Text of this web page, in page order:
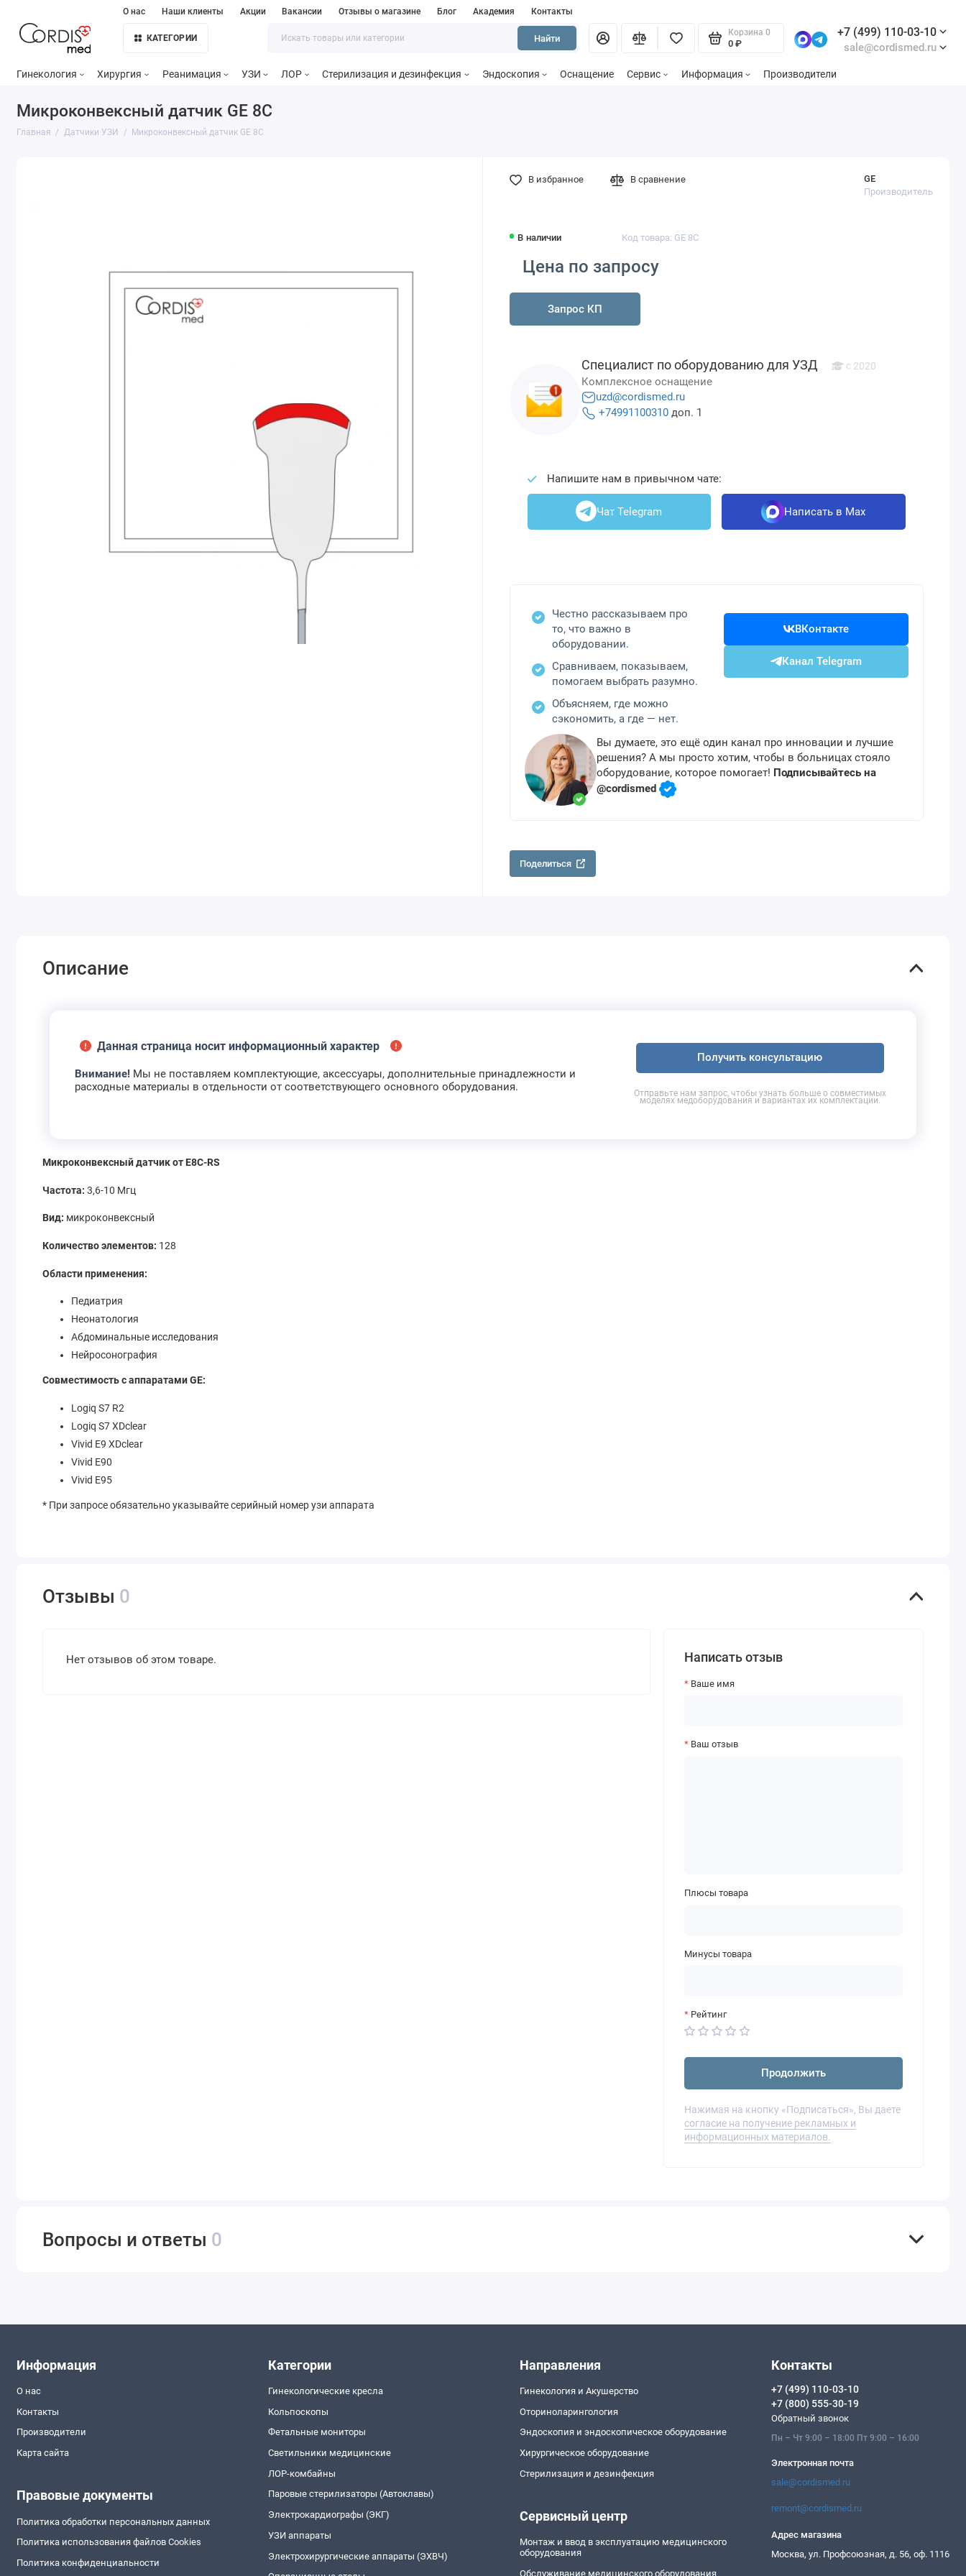
О нас Наши клиенты Акции Вакансии Отзывы о магазине Блог Академия Контакты
КАТЕГОРИИ Найти
Корзина 0
0 ₽
+7 (499) 110-03-10
sale@cordismed.ru
Гинекология Хирургия Реанимация УЗИ ЛОР Стерилизация и дезинфекция Эндоскопия Оснащение Сервис Информация Производители
Микроконвексный датчик GE 8C
Главная Датчики УЗИ Микроконвексный датчик GE 8C
В наличии Код товара: GE 8C
GE
Производитель
Цена по запросу
Запрос КП
В избранное В сравнение
Специалист по оборудованию для УЗД с 2020
Комплексное оснащение
uzd@cordismed.ru
+74991100310 доп. 1
Напишите нам в привычном чате:
Чат Telegram Написать в Max
Честно рассказываем про
то, что важно в
оборудовании.
Сравниваем, показываем,
помогаем выбрать разумно.
Объясняем, где можно
сэкономить, а где — нет.
ВКонтакте
Канал Telegram
Вы думаете, это ещё один канал про инновации и лучшие
решения? А мы просто хотим, чтобы в больницах стояло
оборудование, которое помогает! Подписывайтесь на
@cordismed
Поделиться
Описание
Данная страница носит информационный характер
Внимание! Мы не поставляем комплектующие, аксессуары, дополнительные принадлежности и
расходные материалы в отдельности от соответствующего основного оборудования.
Получить консультацию
Отправьте нам запрос, чтобы узнать больше о совместимых
моделях медоборудования и вариантах их комплектации.
Микроконвексный датчик от E8C-RS
Частота: 3,6-10 Мгц
Вид: микроконвексный
Количество элементов: 128
Области применения:
Педиатрия
Неонатология
Абдоминальные исследования
Нейросонография
Совместимость с аппаратами GE:
Logiq S7 R2
Logiq S7 XDclear
Vivid E9 XDclear
Vivid E90
Vivid E95
* При запросе обязательно указывайте серийный номер узи аппарата
Отзывы 0
Нет отзывов об этом товаре. Написать отзыв
Ваше имя
Ваш отзыв
Плюсы товара
Минусы товара
Рейтинг
Продолжить
Нажимая на кнопку «Подписаться», Вы даете
согласие на получение рекламных и
информационных материалов.
Вопросы и ответы 0
Информация
О нас
Контакты
Производители
Карта сайта
Правовые документы
Политика обработки персональных данных
Политика использования файлов Cookies
Политика конфиденциальности
Категории
Гинекологические кресла
Кольпоскопы
Фетальные мониторы
Светильники медицинские
ЛОР-комбайны
Паровые стерилизаторы (Автоклавы)
Электрокардиографы (ЭКГ)
УЗИ аппараты
Электрохирургические аппараты (ЭХВЧ)
Направления
Гинекология и Акушерство
Оториноларингология
Эндоскопия и эндоскопическое оборудование
Хирургическое оборудование
Стерилизация и дезинфекция
Сервисный центр
Монтаж и ввод в эксплуатацию медицинского
оборудования
Обслуживание медицинского оборудования
Контакты
+7 (499) 110-03-10
+7 (800) 555-30-19
Обратный звонок
Пн – Чт 9:00 – 18:00 Пт 9:00 – 16:00
Электронная почта
sale@cordismed.ru
remont@cordismed.ru
Адрес магазина
Москва, ул. Профсоюзная, д. 56, оф. 1116